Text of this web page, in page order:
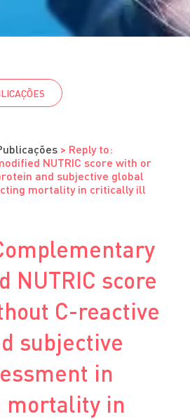
> Reply to:
NUTRIC score with or
and subjective global
mortality in critically ill
NUTRIC score
C-reactive
subjective
in
mortality in